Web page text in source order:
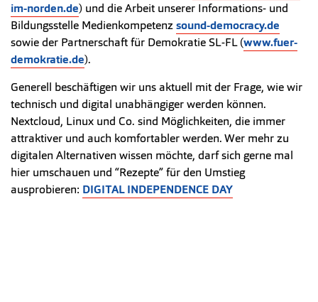
im-norden.de) und die Arbeit unserer Informations- und
Bildungsstelle Medienkompetenzsound-democracy.de
sowie der Partnerschaft für Demokratie SL-FL (www.fuer-
demokratie.de).
Generell beschäftigen wir uns aktuell mit der Frage, wie wir
technisch und digital unabhängiger werden können.
Nextcloud, Linux und Co. sind Möglichkeiten, die immer
attraktiver und auch komfortabler werden. Wer mehr zu
digitalen Alternativen wissen möchte, darf sich gerne mal
hier umschauen und “Rezepte” für den Umstieg
ausprobieren: DIGITAL INDEPENDENCE DAY